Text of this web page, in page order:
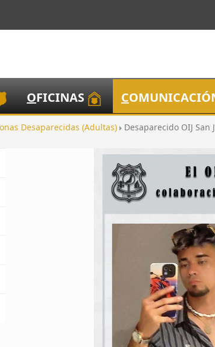
OFICINAS C
Desaparecidas (Adultas) Desaparecido OIJ San